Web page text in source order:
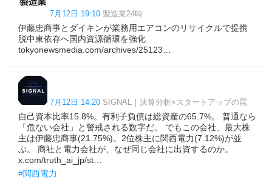
7月12日 19:10 製造業24時
伊藤忠商事とダイキンが業務用エアコンのリサイクルで提携
脱中東依存へ国内資源循環を強化
tokyonewsmedia.com/archives/25123…
7月12日 14:20 SIGNAL｜決算分析×スタートアップの罠
自己資本比率15.8%。有利子負債は総資産の65.7%。 普通なら
「危ない会社」と警戒される数字だ。 でもこの会社、最大株
主は伊藤忠商事(21.75%)。2位株主に関西電力(7.12%)が並
ぶ。 商社と電力会社が、なぜ同じ会社に出資するのか。
x.com/truth_ai_jp/st…
#関西電力